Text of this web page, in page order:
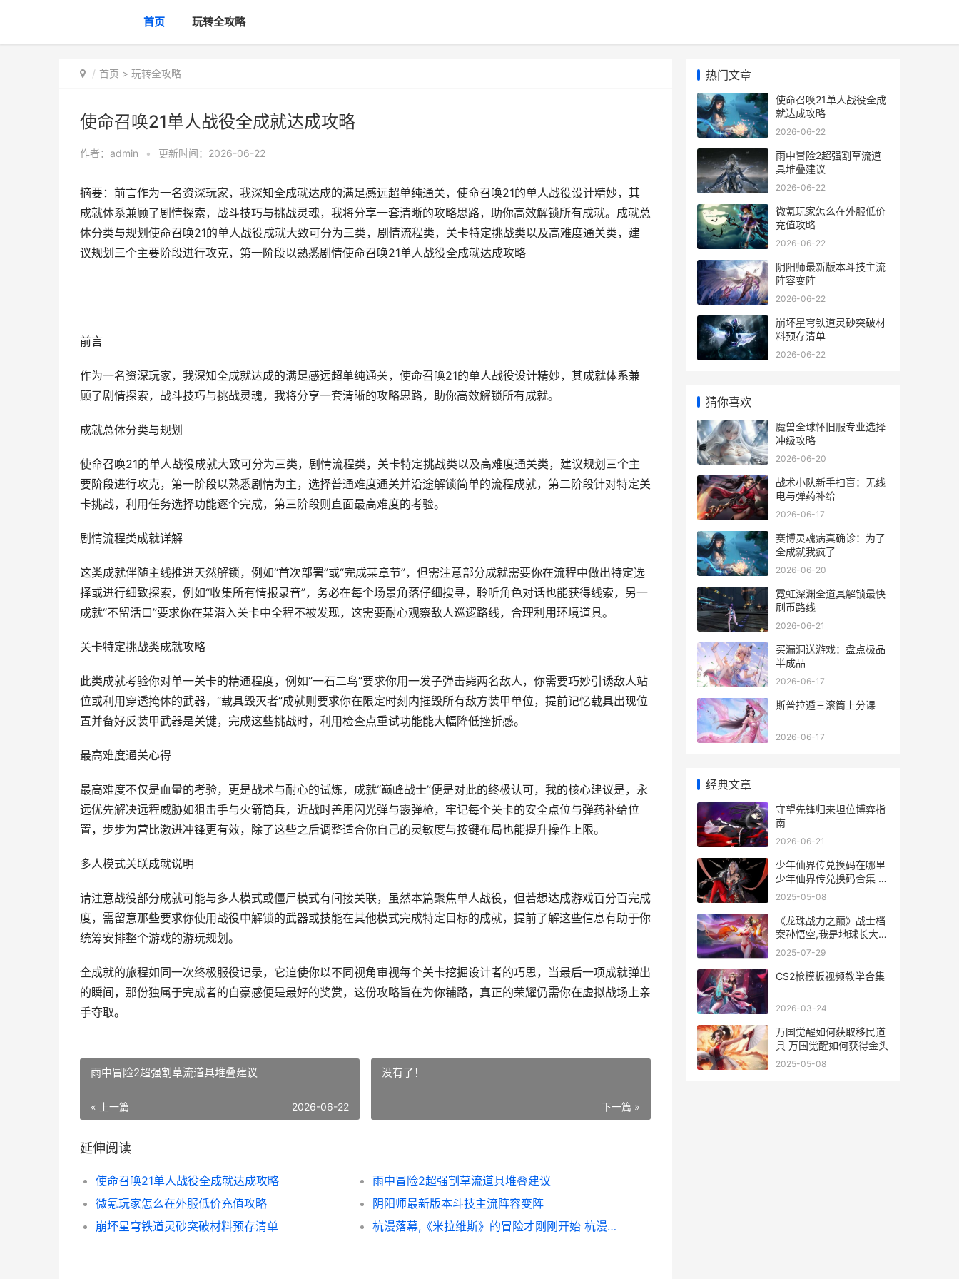
首页 玩转全攻略
首页 > 玩转全攻略
使命召唤21单人战役全成就达成攻略
作者： admin • 更新时间：2026-06-22
摘要：前言作为一名资深玩家，我深知全成就达成的满足感远超单纯通关，使命召唤21的单人战役设计精妙，其
成就体系兼顾了剧情探索，战斗技巧与挑战灵魂，我将分享一套清晰的攻略思路，助你高效解锁所有成就。成就总
体分类与规划使命召唤21的单人战役成就大致可分为三类，剧情流程类，关卡特定挑战类以及高难度通关类，建
议规划三个主要阶段进行攻克，第一阶段以熟悉剧情使命召唤21单人战役全成就达成攻略
前言
作为一名资深玩家，我深知全成就达成的满足感远超单纯通关，使命召唤21的单人战役设计精妙，其成就体系兼
顾了剧情探索，战斗技巧与挑战灵魂，我将分享一套清晰的攻略思路，助你高效解锁所有成就。
成就总体分类与规划
使命召唤21的单人战役成就大致可分为三类，剧情流程类，关卡特定挑战类以及高难度通关类，建议规划三个主
要阶段进行攻克，第一阶段以熟悉剧情为主，选择普通难度通关并沿途解锁简单的流程成就，第二阶段针对特定关
卡挑战，利用任务选择功能逐个完成，第三阶段则直面最高难度的考验。
剧情流程类成就详解
这类成就伴随主线推进天然解锁，例如“首次部署”或“完成某章节”，但需注意部分成就需要你在流程中做出特定选
择或进行细致探索，例如“收集所有情报录音”，务必在每个场景角落仔细搜寻，聆听角色对话也能获得线索，另一
成就“不留活口”要求你在某潜入关卡中全程不被发现，这需要耐心观察敌人巡逻路线，合理利用环境道具。
关卡特定挑战类成就攻略
此类成就考验你对单一关卡的精通程度，例如“一石二鸟”要求你用一发子弹击毙两名敌人，你需要巧妙引诱敌人站
位或利用穿透掩体的武器，“载具毁灭者”成就则要求你在限定时刻内摧毁所有敌方装甲单位，提前记忆载具出现位
置并备好反装甲武器是关键，完成这些挑战时，利用检查点重试功能能大幅降低挫折感。
最高难度通关心得
最高难度不仅是血量的考验，更是战术与耐心的试炼，成就“巅峰战士”便是对此的终极认可，我的核心建议是，永
远优先解决远程威胁如狙击手与火箭筒兵，近战时善用闪光弹与霰弹枪，牢记每个关卡的安全点位与弹药补给位
置，步步为营比激进冲锋更有效，除了这些之后调整适合你自己的灵敏度与按键布局也能提升操作上限。
多人模式关联成就说明
请注意战役部分成就可能与多人模式或僵尸模式有间接关联，虽然本篇聚焦单人战役，但若想达成游戏百分百完成
度，需留意那些要求你使用战役中解锁的武器或技能在其他模式完成特定目标的成就，提前了解这些信息有助于你
统筹安排整个游戏的游玩规划。
全成就的旅程如同一次终极服役记录，它迫使你以不同视角审视每个关卡挖掘设计者的巧思，当最后一项成就弹出
的瞬间，那份独属于完成者的自豪感便是最好的奖赏，这份攻略旨在为你铺路，真正的荣耀仍需你在虚拟战场上亲
手夺取。
雨中冒险2超强割草流道具堆叠建议
« 上一篇 2026-06-22
没有了！
下一篇 »
延伸阅读
使命召唤21单人战役全成就达成攻略
雨中冒险2超强割草流道具堆叠建议
微氪玩家怎么在外服低价充值攻略
阴阳师最新版本斗技主流阵容变阵
崩坏星穹铁道灵砂突破材料预存清单
杭漫落幕,《米拉维斯》的冒险才刚刚开始 杭漫文化的作品有哪些
热门文章
使命召唤21单人战役全成
就达成攻略
2026-06-22
雨中冒险2超强割草流道
具堆叠建议
2026-06-22
微氪玩家怎么在外服低价
充值攻略
2026-06-22
阴阳师最新版本斗技主流
阵容变阵
2026-06-22
崩坏星穹铁道灵砂突破材
料预存清单
2026-06-22
猜你喜欢
魔兽全球怀旧服专业选择
冲级攻略
2026-06-20
战术小队新手扫盲：无线
电与弹药补给
2026-06-17
赛博灵魂病真确诊：为了
全成就我疯了
2026-06-20
霓虹深渊全道具解锁最快
刷币路线
2026-06-21
买漏洞送游戏：盘点极品
半成品
2026-06-17
斯普拉遁三滚筒上分课
2026-06-17
经典文章
守望先锋归来坦位博弈指
南
2026-06-21
少年仙界传兑换码在哪里
少年仙界传兑换码合集 少
年修仙传
2025-05-08
《龙珠战力之巅》战士档
案孙悟空,我是地球长大的
赛亚人 龙珠战力巅峰
2025-07-29
CS2枪模板视频教学合集
2026-03-24
万国觉醒如何获取移民道
具 万国觉醒如何获得金头
2025-05-08